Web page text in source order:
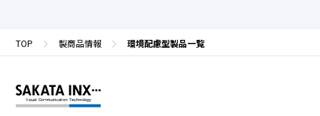
TOP 製商品情報 環境配慮型製品一覧